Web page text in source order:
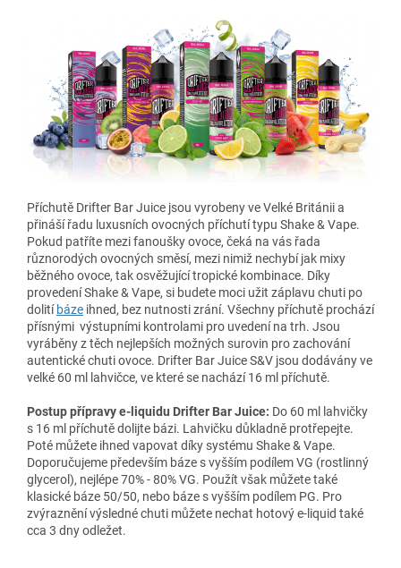
Příchutě Drifter Bar Juice jsou vyrobeny ve Velké Británii a
přináší řadu luxusních ovocných příchutí typu Shake & Vape.
Pokud patříte mezi fanoušky ovoce, čeká na vás řada
různorodých ovocných směsí, mezi nimiž nechybí jak mixy
běžného ovoce, tak osvěžující tropické kombinace. Díky
provedení Shake & Vape, si budete moci užit záplavu chuti po
dolití báze ihned, bez nutnosti zrání. Všechny příchutě prochází
přísnými výstupními kontrolami pro uvedení na trh. Jsou
vyráběny z těch nejlepších možných surovin pro zachování
autentické chuti ovoce. Drifter Bar Juice S&V jsou dodávány ve
velké 60 ml lahvičce, ve které se nachází 16 ml příchutě.
Postup přípravy e-liquidu Drifter Bar Juice: Do 60 ml lahvičky
s 16 ml příchutě dolijte bázi. Lahvičku důkladně protřepejte.
Poté můžete ihned vapovat díky systému Shake & Vape.
Doporučujeme především báze s vyšším podílem VG (rostlinný
glycerol), nejlépe 70% - 80% VG. Použít však můžete také
klasické báze 50/50, nebo báze s vyšším podílem PG. Pro
zvýraznění výsledné chuti můžete nechat hotový e-liquid také
cca 3 dny odležet.